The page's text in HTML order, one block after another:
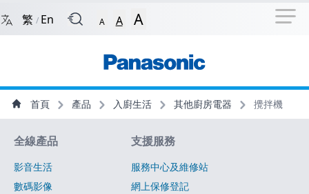
回到首頁 跳到捷徑選項 跳至
繁 / En A A A
主導航選單
主內容 首頁 產品 入廚生活 其他廚房電器 攪拌機
網站指南
全線產品
影音生活
數碼影像
支援服務
服務中心及維修站
網上保修登記